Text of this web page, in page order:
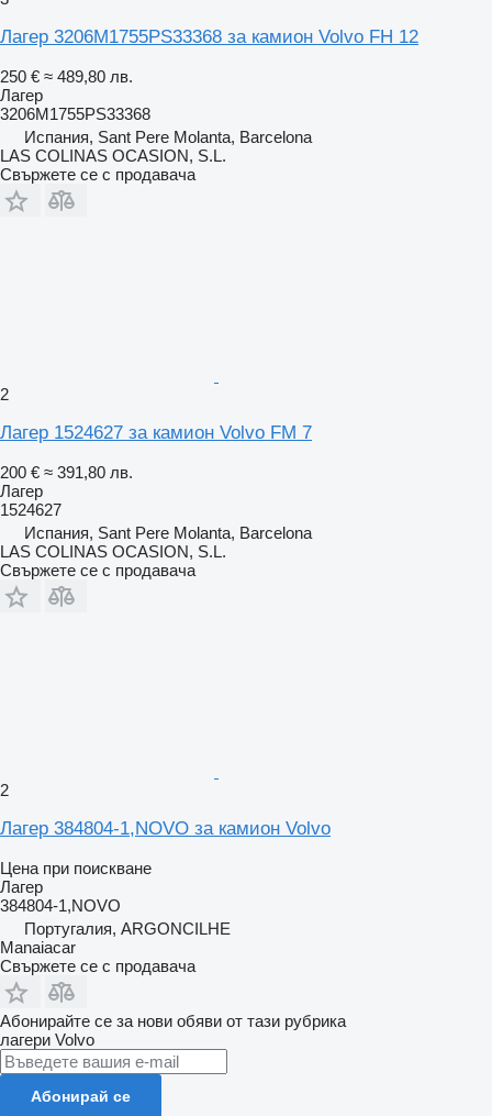
Лагер 3206M1755PS33368 за камион Volvo FH 12
250 € ≈ 489,80 лв.
Лагер
3206M1755PS33368
Испания, Sant Pere Molanta, Barcelona
LAS COLINAS OCASION, S.L.
Свържете се с продавача
2
Лагер 1524627 за камион Volvo FM 7
200 € ≈ 391,80 лв.
Лагер
1524627
Испания, Sant Pere Molanta, Barcelona
LAS COLINAS OCASION, S.L.
Свържете се с продавача
2
Лагер 384804-1,NOVO за камион Volvo
Цена при поискване
Лагер
384804-1,NOVO
Португалия, ARGONCILHE
Manaiacar
Свържете се с продавача
Абонирайте се за нови обяви от тази рубрика
лагери Volvo
Абонирай се